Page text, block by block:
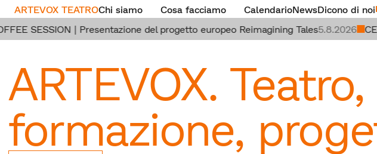
ARTEVOX TEATROChi siamo Cosa facciamo CalendarioNewsDicono di noi
ARTEVOX.
formazione,
SESSION | Presentazione del progetto europeo Reimagining Tales5.8.2026